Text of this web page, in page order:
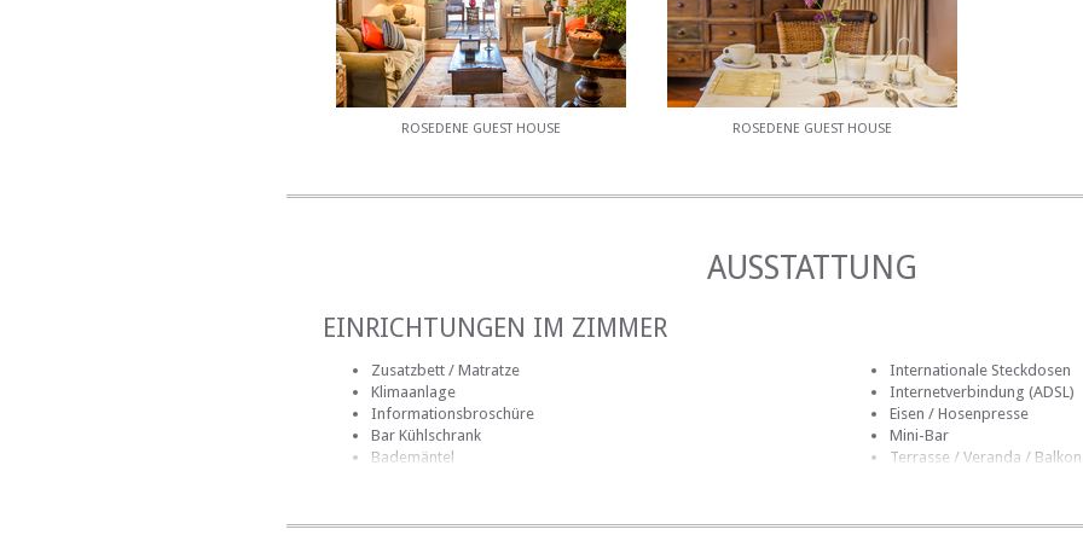
ROSEDENE GUEST HOUSE ROSEDENE GUEST HOUSE
AUSSTATTUNG
EINRICHTUNGEN IM ZIMMER
Zusatzbett / Matratze
Klimaanlage
Informationsbroschüre
Bar Kühlschrank
Bademäntel
Bettwäsche
Internationale Steckdosen
Internetverbindung (ADSL)
Eisen / Hosenpresse
Mini-Bar
Terrasse / Veranda / Balkon
Rauchen: erlaubt